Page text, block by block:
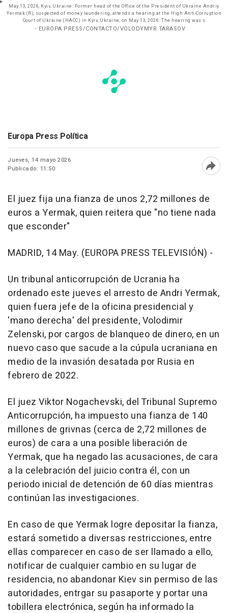
May 13, 2026, Kyiv, Ukraine: Former head of the Office of the President of Ukraine Andriy
Yermak (R), suspected of money laundering, attends a hearing at the High Anti-Corruption
Court of Ukraine (HACC) in Kyiv, Ukraine, on May 13, 2026. The hearing was s
- EUROPA PRESS/CONTACTO/VOLODYMYR TARASOV
Europa Press Política
Jueves, 14 mayo 2026
Publicado: 11:50
El juez fija una fianza de unos 2,72 millones de
euros a Yermak, quien reitera que "no tiene nada
que esconder"
MADRID, 14 May. (EUROPA PRESS TELEVISIÓN) -
Un tribunal anticorrupción de Ucrania ha
ordenado este jueves el arresto de Andri Yermak,
quien fuera jefe de la oficina presidencial y
'mano derecha' del presidente, Volodimir
Zelenski, por cargos de blanqueo de dinero, en un
nuevo caso que sacude a la cúpula ucraniana en
medio de la invasión desatada por Rusia en
febrero de 2022.
El juez Viktor Nogachevski, del Tribunal Supremo
Anticorrupción, ha impuesto una fianza de 140
millones de grivnas (cerca de 2,72 millones de
euros) de cara a una posible liberación de
Yermak, que ha negado las acusaciones, de cara
a la celebración del juicio contra él, con un
periodo inicial de detención de 60 días mientras
continúan las investigaciones.
En caso de que Yermak logre depositar la fianza,
estará sometido a diversas restricciones, entre
ellas comparecer en caso de ser llamado a ello,
notificar de cualquier cambio en su lugar de
residencia, no abandonar Kiev sin permiso de las
autoridades, entrgar su pasaporte y portar una
tobillera electrónica, según ha informado la